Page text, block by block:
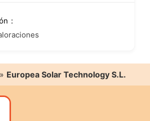
» Europea Solar Technology S.L.